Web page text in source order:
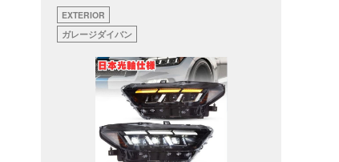
EXTERIOR
ガレージダイバン